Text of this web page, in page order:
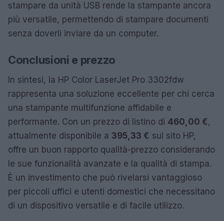
stampare da unità USB rende la stampante ancora
più versatile, permettendo di stampare documenti
senza doverli inviare da un computer.
Conclusioni e prezzo
In sintesi, la HP Color LaserJet Pro 3302fdw
rappresenta una soluzione eccellente per chi cerca
una stampante multifunzione affidabile e
performante. Con un prezzo di listino di 460,00 €,
attualmente disponibile a 395,33 € sul sito HP,
offre un buon rapporto qualità-prezzo considerando
le sue funzionalità avanzate e la qualità di stampa.
È un investimento che può rivelarsi vantaggioso
per piccoli uffici e utenti domestici che necessitano
di un dispositivo versatile e di facile utilizzo.